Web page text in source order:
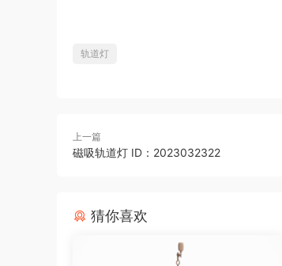
轨道灯
上一篇
磁吸轨道灯 ID：2023032322
猜你喜欢